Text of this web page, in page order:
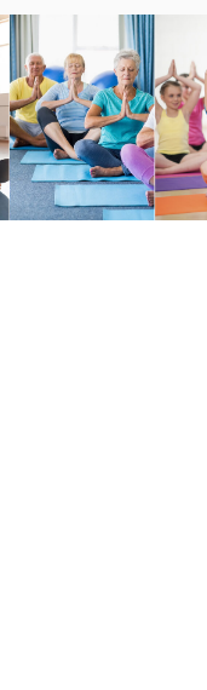
на консультацию